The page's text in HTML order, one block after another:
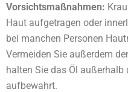
Vorsichtsmaßnahmen:
Haut aufgetragen oder
bei manchen Personen
Vermeiden Sie außerdem
halten Sie das Öl außerhalb
aufbewahrt.